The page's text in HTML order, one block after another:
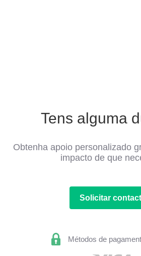
Tens alguma
Obtenha apoio personalizado
impacto de que
Solicitar
Métodos de